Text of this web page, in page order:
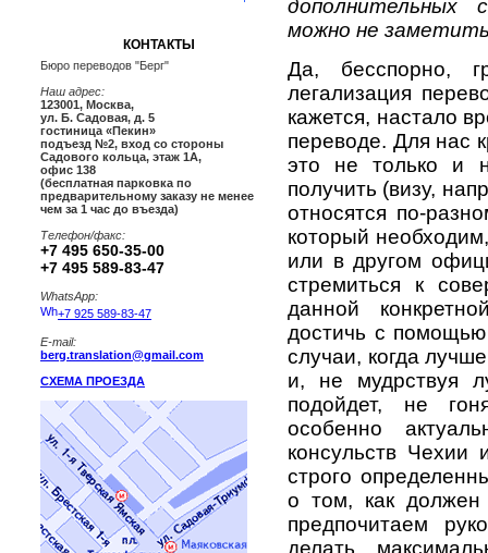
КОНТАКТЫ
Бюро переводов "Берг"
Наш адрес:
123001, Москва,
ул. Б. Садовая, д. 5
гостиница «Пекин»
подъезд №2, вход со стороны
Садового кольца, этаж 1А,
офис 138
(бесплатная парковка по
предварительному заказу не менее
чем за 1 час до въезда)
Телефон/факс:
+7 495 650-35-00
+7 495 589-83-47
WhatsApp:
+7 925 589-83-47
E-mail:
berg.translation@gmail.com
СХЕМА ПРОЕЗДА
дополнительных
можно не
Да, бесспорно,
легализация
кажется, настало
переводе. Для нас
это не только и
получить (визу,
относятся по-
который
или в другом
стремиться к
данной
достичь с
случаи, когда
и, не мудрствуя
подойдет, не
особенно
консульств Чехии
строго
о том, как
предпочитаем
делать